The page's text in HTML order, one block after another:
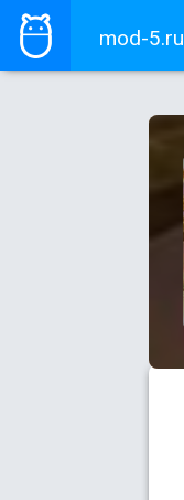
mod-5.ru